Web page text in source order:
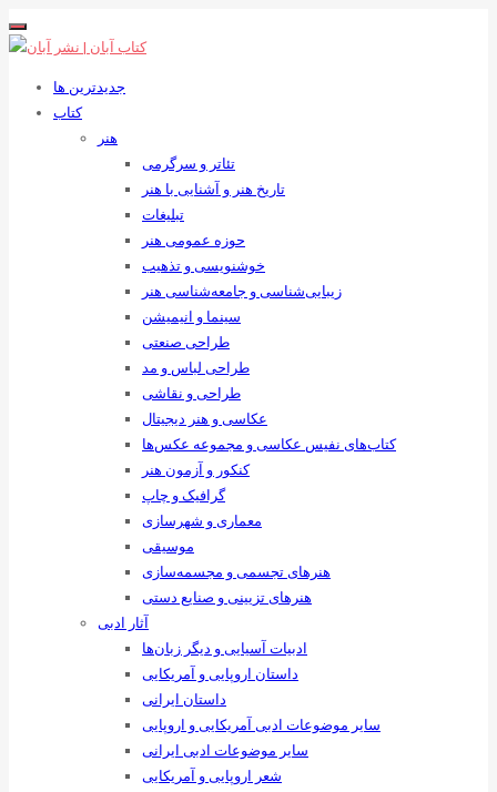
جدیدترین ها
کتاب
هنر
تئاتر و سرگرمی
تاریخ هنر و آشنایی با هنر
تبلیغات
حوزه عمومی هنر
خوشنویسی و تذهیب
زیبایی‌شناسی و جامعه‌شناسی هنر
سینما و انیمیشن
طراحی صنعتی
طراحی لباس و مد
طراحی و نقاشی
عکاسی و هنر دیجیتال
کتاب‌های نفیس عکاسی و مجموعه عکس‌ها
کنکور و آزمون هنر
گرافیک و چاپ
معماری و شهرسازی
موسیقی
هنرهای ‌تجسمی و مجسمه‌سازی
هنرهای تزیینی و صنایع ‌دستی
آثار ادبی
ادبیات آسیایی و دیگر زبان‌ها
داستان اروپایی و آمریکایی
داستان ایرانی
سایر موضوعات ادبی آمریکایی و اروپایی
سایر موضوعات ادبی ایرانی
شعر اروپایی و آمریکایی